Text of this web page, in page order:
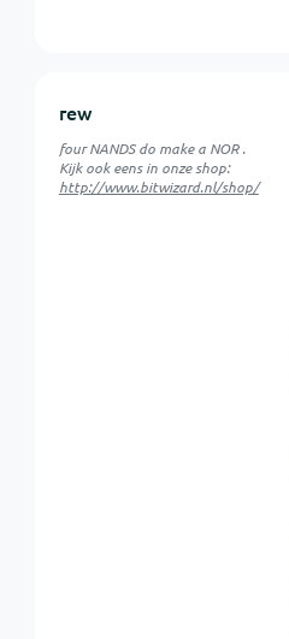
rew
four NANDS do make a NOR .
Kijk ook eens in onze shop:
http://www.bitwizard.nl/shop/